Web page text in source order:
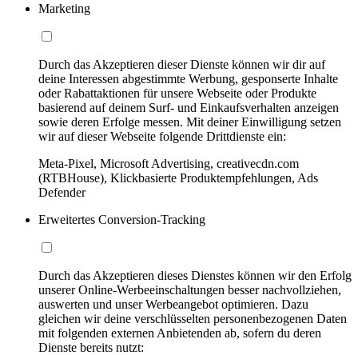
Marketing
Durch das Akzeptieren dieser Dienste können wir dir auf
deine Interessen abgestimmte Werbung, gesponserte Inhalte
oder Rabattaktionen für unsere Webseite oder Produkte
basierend auf deinem Surf- und Einkaufsverhalten anzeigen
sowie deren Erfolge messen. Mit deiner Einwilligung setzen
wir auf dieser Webseite folgende Drittdienste ein:
Meta-Pixel, Microsoft Advertising, creativecdn.com
(RTBHouse), Klickbasierte Produktempfehlungen, Ads
Defender
Erweitertes Conversion-Tracking
Durch das Akzeptieren dieses Dienstes können wir den Erfolg
unserer Online-Werbeeinschaltungen besser nachvollziehen,
auswerten und unser Werbeangebot optimieren. Dazu
gleichen wir deine verschlüsselten personenbezogenen Daten
mit folgenden externen Anbietenden ab, sofern du deren
Dienste bereits nutzt: